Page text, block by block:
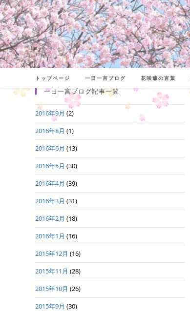
コ
ン
テ
ン
ツ
トップページ 一日一言ブログ 花咲爺の言葉
一日一言ブログ記事一覧
2016年9月 (2)
2016年8月 (1)
2016年6月 (13)
2016年5月 (30)
2016年4月 (39)
2016年3月 (31)
2016年2月 (18)
2016年1月 (16)
2015年12月 (16)
2015年11月 (28)
2015年10月 (26)
2015年9月 (30)